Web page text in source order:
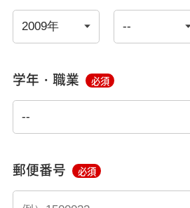
学年・職業 必須
郵便番号 必須